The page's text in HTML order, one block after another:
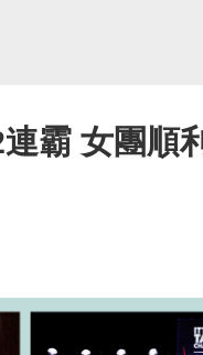
霸 女團順